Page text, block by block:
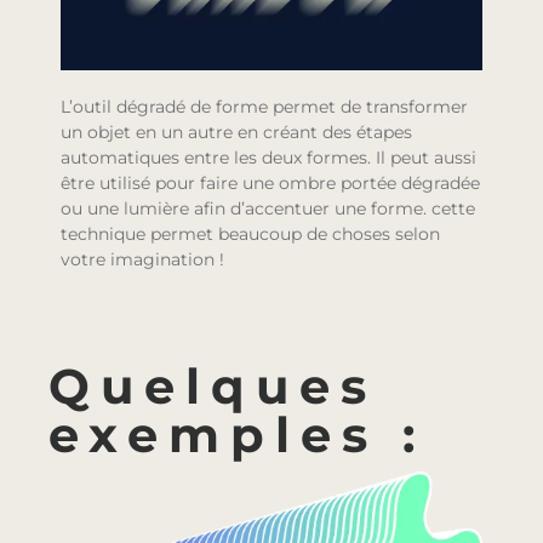
L’outil dégradé de forme permet de transformer
un objet en un autre en créant des étapes
automatiques entre les deux formes. Il peut aussi
être utilisé pour faire une ombre portée dégradée
ou une lumière afin d’accentuer une forme. cette
technique permet beaucoup de choses selon
votre imagination !
Quelques
exemples :